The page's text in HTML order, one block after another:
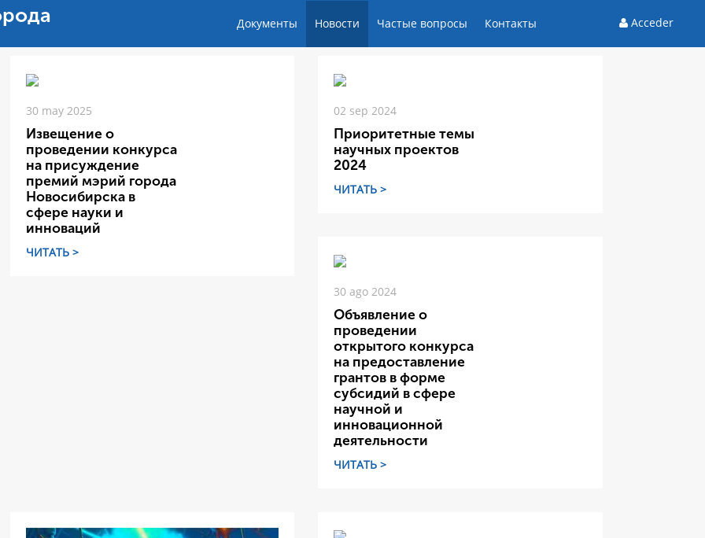
Документы Новости Частые вопросы Контакты Acceder
30 may 2025
Извещение о
проведении конкурса
на присуждение
премий мэрий города
Новосибирска в
сфере науки и
инноваций
ЧИТАТЬ >
02 sep 2024
Приоритетные темы
научных проектов
2024
ЧИТАТЬ >
30 ago 2024
Объявление о
проведении
открытого конкурса
на предоставление
грантов в форме
субсидий в сфере
научной и
инновационной
деятельности
ЧИТАТЬ >